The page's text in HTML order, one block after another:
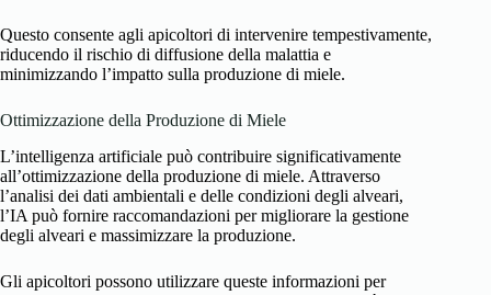
Questo consente agli apicoltori di intervenire tempestivamente,
riducendo il rischio di diffusione della malattia e
minimizzando l’impatto sulla produzione di miele.
Ottimizzazione della Produzione di Miele
L’intelligenza artificiale può contribuire significativamente
all’ottimizzazione della produzione di miele. Attraverso
l’analisi dei dati ambientali e delle condizioni degli alveari,
l’IA può fornire raccomandazioni per migliorare la gestione
degli alveari e massimizzare la produzione.
Gli apicoltori possono utilizzare queste informazioni per